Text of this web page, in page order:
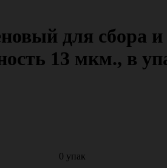
для сбора
13 мкм., в
0 упак